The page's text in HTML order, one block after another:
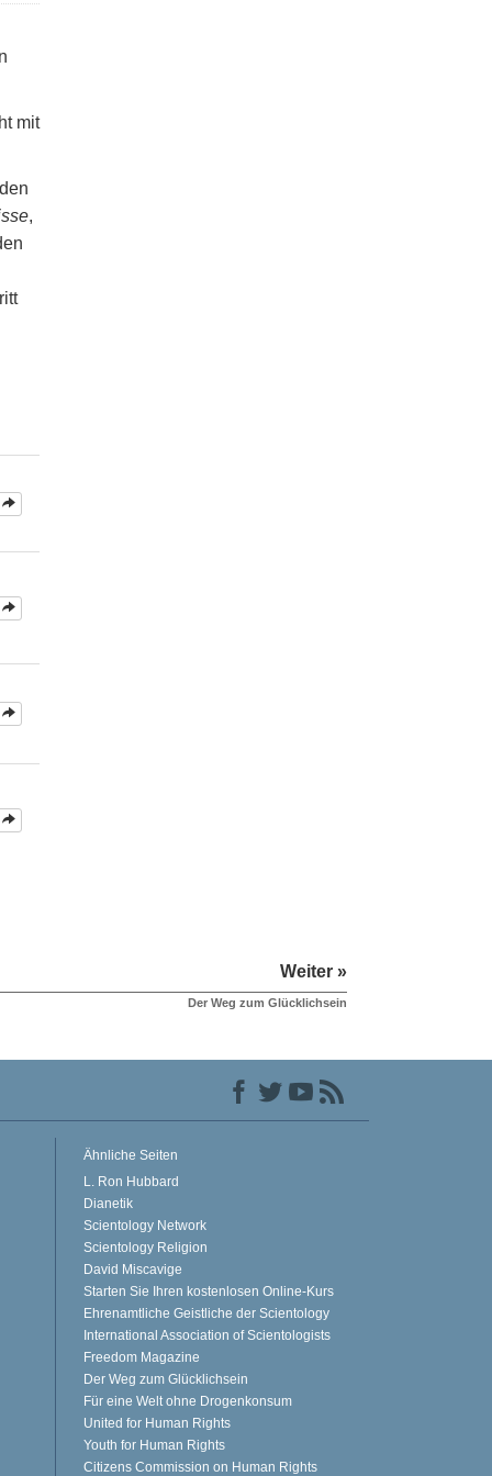
mit
,
Weiter »
Der Weg zum Glücklichsein
Ähnliche Seiten
L. Ron Hubbard
Dianetik
Scientology Network
Scientology Religion
David Miscavige
Starten Sie Ihren kostenlosen Online-Kurs
Ehrenamtliche Geistliche der Scientology
International Association of Scientologists
Freedom Magazine
Der Weg zum Glücklichsein
Für eine Welt ohne Drogenkonsum
United for Human Rights
Youth for Human Rights
Citizens Commission on Human Rights